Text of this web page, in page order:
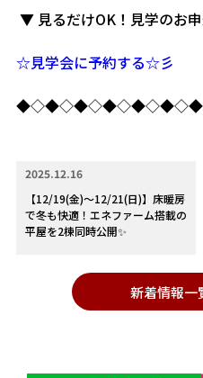
▼ 見るだけOK！見学のお
☆見学会に予約する☆彡
2025.12.16
【12/19(金)～12/21(日)】床暖房
で冬も快適！エネファーム搭載の
平屋を2棟同時公開✨
新着情報一